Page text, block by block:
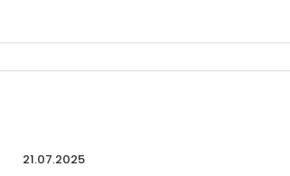
21.07.2025